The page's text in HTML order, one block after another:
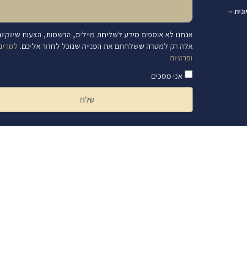
–
אנחנו לא אוספים מידע לשליחת מיילים, הרשמות, הצעות
אלה רק למטרה ששלחתם את הפנייה שנוכל לחזור אליכם.
ופרטיות
אני מסכים
שלח